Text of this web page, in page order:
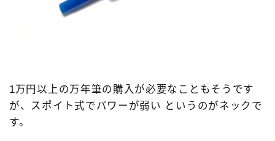
1万円以上の万年筆の購入が必要なこともそうです
が、スポイト式でパワーが弱い というのがネックで
す。